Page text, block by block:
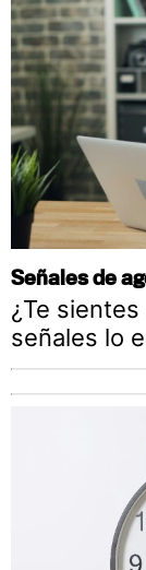
Señales de
¿Te
señales lo